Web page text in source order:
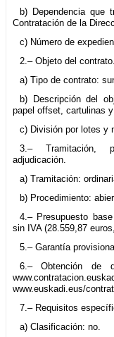
b) Dependencia que
Contratación de la
c) Número de
2.– Objeto del contrato.
a) Tipo de contrato:
b) Descripción del
papel offset, cartulinas
c) División por lotes y
3.– Tramitación,
adjudicación.
a) Tramitación:
b) Procedimiento:
4.– Presupuesto
sin IVA (28.559,87
5.– Garantía
6.– Obtención de
www.euskadi.eus/
7.– Requisitos
a) Clasificación: no.